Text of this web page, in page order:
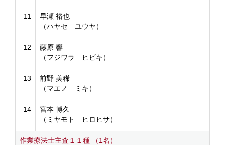
11
早瀬 裕也
（ハヤセ ユウヤ）
12
藤原 響
（フジワラ ヒビキ）
13
前野 美稀
（マエノ ミキ）
14
宮本 博久
（ミヤモト ヒロヒサ）
作業療法士主査１１種 （1名）